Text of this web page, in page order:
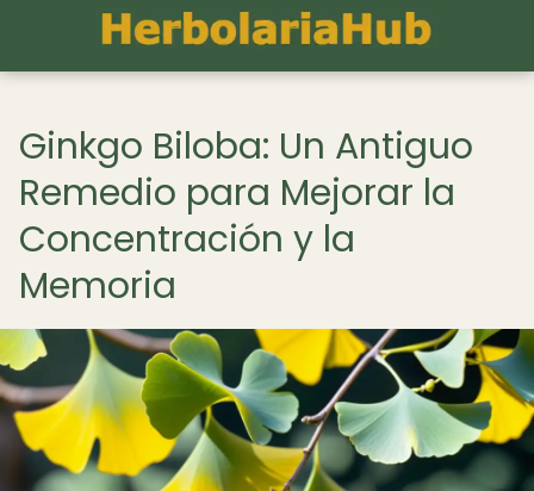
Ginkgo Biloba: Un Antiguo
Remedio para Mejorar la
Concentración y la
Memoria